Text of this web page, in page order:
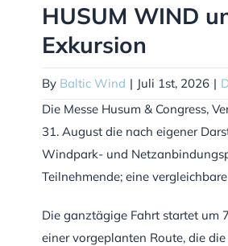
HUSUM WIND
Exkursion
By Baltic Wind | Juli 1st, 2026 |
Die Messe Husum & Congress,
31. August die nach eigener
Windpark- und
Teilnehmende; eine
Die ganztägige Fahrt startet um
einer vorgeplanten Route, die